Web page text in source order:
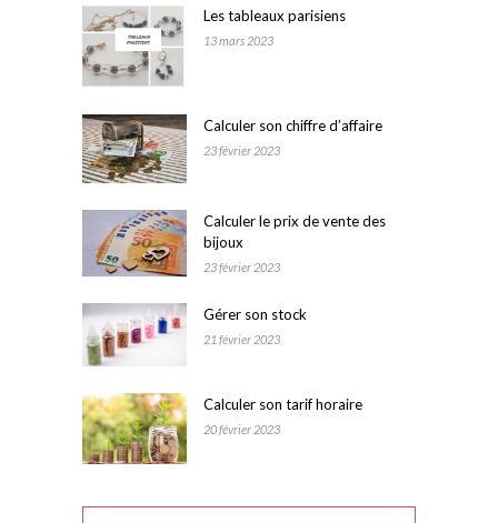
Les tableaux parisiens
13 mars 2023
Calculer son chiffre d’affaire
23 février 2023
Calculer le prix de vente des
bijoux
23 février 2023
Gérer son stock
21 février 2023
Calculer son tarif horaire
20 février 2023